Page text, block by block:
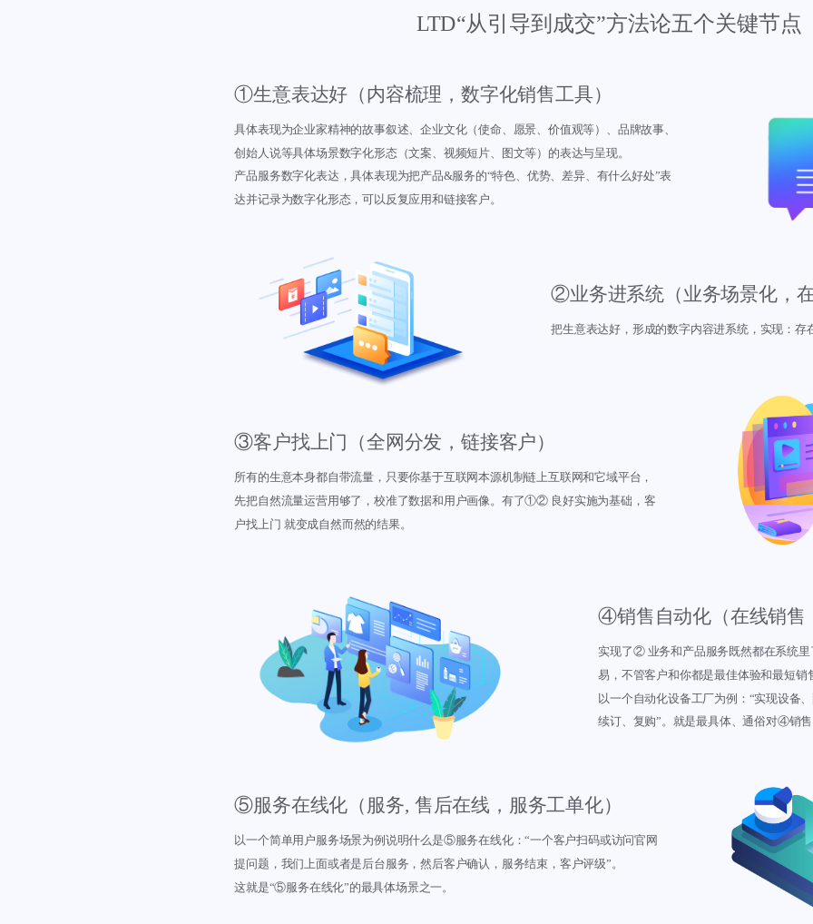
LTD“从引导到成交”方法论五个关键节点
①生意表达好（内容梳理，数字化销售工具）
具体表现为企业家精神的故事叙述、企业文化（使命、愿景、价值观等）、品牌故事、
创始人说等具体场景数字化形态（文案、视频短片、图文等）的表达与呈现。
产品服务数字化表达，具体表现为把产品&服务的“特色、优势、差异、有什么好处”表
达并记录为数字化形态，可以反复应用和链接客户。
②业务进系统（业务场景化，
把生意表达好，形成的数字内容进系统，实现：存
③客户找上门（全网分发，链接客户）
所有的生意本身都自带流量，只要你基于互联网本源机制链上互联网和它域平台，
先把自然流量运营用够了，校准了数据和用户画像。有了①② 良好实施为基础，客
户找上门 就变成自然而然的结果。
④销售自动化（在线销售
实现了② 业务和产品服务既然都在系统
易，不管客户和你都是最佳体验和最短销
以一个自动化设备工厂为例：“实现设备
续订、复购”。就是最具体、通俗对④销
⑤服务在线化（服务, 售后在线，服务工单化）
以一个简单用户服务场景为例说明什么是⑤服务在线化：“一个客户扫码或访问官网
提问题，我们上面或者是后台服务，然后客户确认，服务结束，客户评级”。
这就是“⑤服务在线化”的最具体场景之一。